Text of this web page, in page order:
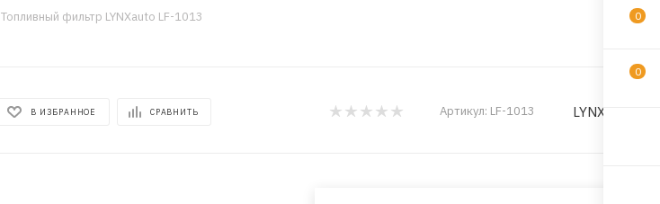
Топливный фильтр LYNXauto LF-1013
В ИЗБРАННОЕ СРАВНИТЬ Артикул: LF-1013 LYNXauto
0
0